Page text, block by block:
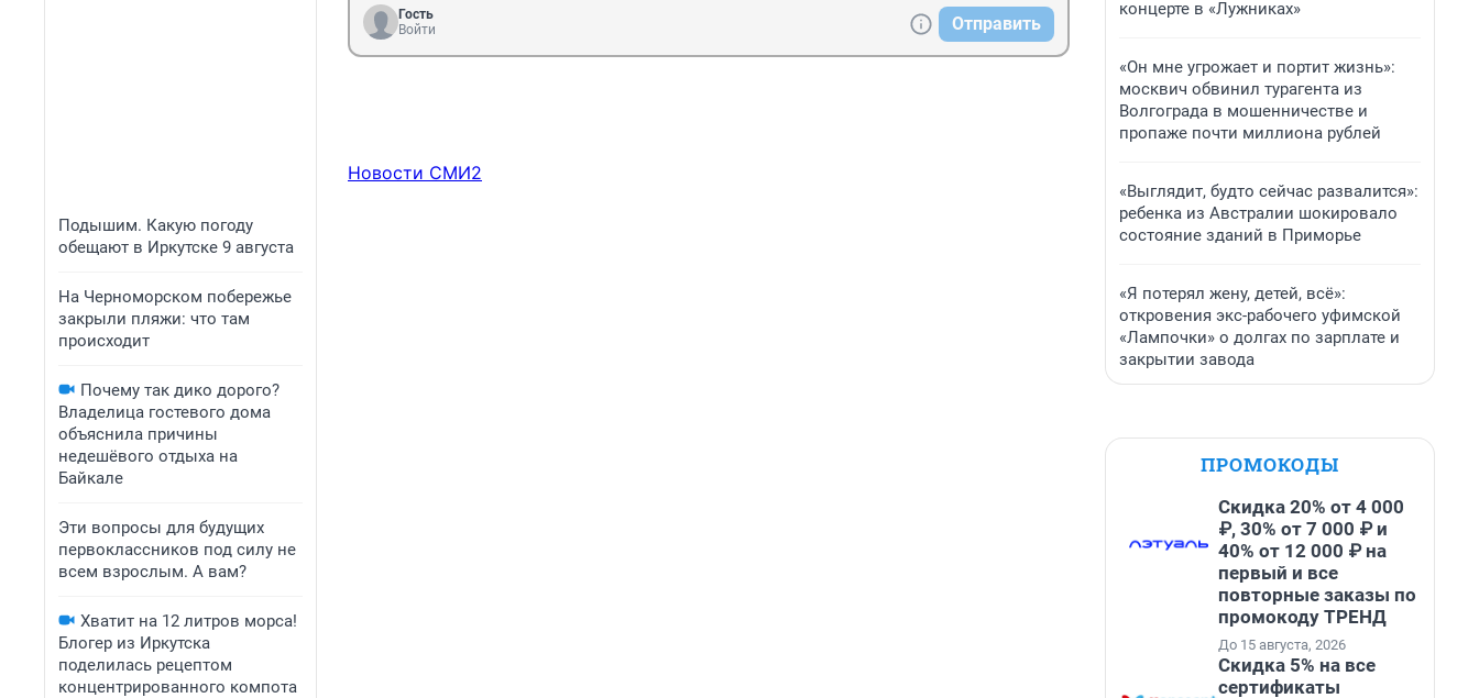
Подышим. Какую погоду
обещают в Иркутске 9 августа
На Черноморском побережье
закрыли пляжи: что там
происходит
Почему так дико дорого?
Владелица гостевого дома
объяснила причины
недешёвого отдыха на
Байкале
Эти вопросы для будущих
первоклассников под силу не
всем взрослым. А вам?
Хватит на 12 литров морса!
Блогер из Иркутска
поделилась рецептом
концентрированного компота
Гость
Войти
Отправить
Новости СМИ2
концерте в «Лужниках»
«Он мне угрожает и портит жизнь»:
москвич обвинил турагента из
Волгограда в мошенничестве и
пропаже почти миллиона рублей
«Выглядит, будто сейчас развалится»:
ребенка из Австралии шокировало
состояние зданий в Приморье
«Я потерял жену, детей, всё»:
откровения экс-рабочего уфимской
«Лампочки» о долгах по зарплате и
закрытии завода
ПРОМОКОДЫ
Скидка 20% от 4 000
₽, 30% от 7 000 ₽ и
40% от 12 000 ₽ на
первый и все
повторные заказы по
промокоду ТРЕНД
До 15 августа, 2026
Скидка 5% на все
сертификаты